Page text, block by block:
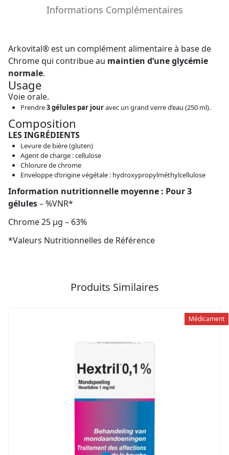
Informations Complémentaires
Arkovital® est un complément alimentaire à base de
Chrome qui contribue au maintien d’une glycémie
normale.
Usage
Voie orale.
Prendre3 gélules par jouravec un grand verre d’eau (250 ml).
Composition
LES INGRÉDIENTS
Levure de bière (gluten)
Agent de charge : cellulose
Chlorure de chrome
Enveloppe d’origine végétale : hydroxypropylméthylcellulose
Information nutritionnelle moyenne : Pour 3
gélules– %VNR*
Chrome 25 µg – 63%
*Valeurs Nutritionnelles de Référence
Produits Similaires
Médicament